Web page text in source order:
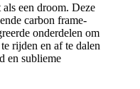
een droom. Deze
carbon frame-
onderdelen om
rijden en af te dalen
en sublieme